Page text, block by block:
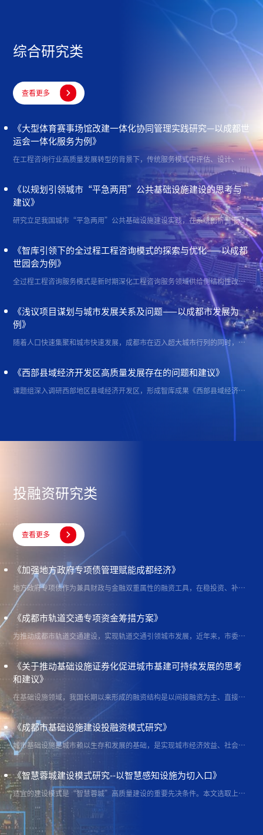
综合研究类
查看更多 
《大型体育赛事场馆改建一体化协同管理实践研究—以成都世
运会一体化服务为例》
在工程咨询行业高质量发展转型的背景下，传统服务模式中评估、设计、建设、运行等环节碎片化、权责割裂的问题日益凸显，不仅导致管理服务效率低、成效差，更制约项目整体质量与效益提升，已成为制约行业发展的关键瓶颈。成都设计咨询集团创新实践一体化协同管理模式，提供全过程工程咨询服务新路径，为破解上述困境提供了实践样本。本文以成都世运会一体化服务项目为案例，深入剖析大型体育赛事场馆改建管理难点与创新策略，形成可复制、可推广的一体化协同管理方案，推动工程咨询行业高质量发展。
《以规划引领城市“平急两用”公共基础设施建设的思考与
建议》
研究立足我国城市“平急两用”公共基础设施建设实践，在系统剖析当下“平急两用”公共基础设施建设困境的基础上，分析提出了以规划引领建设的重要意义，并围绕规划引领的具体路径提出相应的对策建议，旨在更好地发挥规划作为宏观空间治理工具的统筹作用，推动规划向“平急两用”公共基础设施建设的前端谋划与后端管控延伸，助力城市在高质量发展过程中实现风险防控效能的显著提升。
《智库引领下的全过程工程咨询模式的探索与优化——以成都
世园会为例》
全过程工程咨询服务模式是新时期深化工程咨询服务领域供给侧结构性改革的重要实践，它对于加速构建精细化服务、国际化拓展、规范化运营、信息化支撑的行业发展新格局有着决定性作用。本文以笔者参与的成都世园会项目为案例，深入探讨智库引领下全咨服务模式的应用与优化策略，旨在通过理论联系实际，为学术界和实践领域提供参考。
《浅议项目谋划与城市发展关系及问题——以成都市发展为
例》
随着人口快速集聚和城市快速发展，成都市在迈入超大城市行列的同时，也显露出城市发展不均衡等问题，做好优质项目的谋划工作是推动城市发展的重要抓手，亦是城市高质量发展的动力。研究报告从理论层面阐述了项目谋划与城市发展的逻辑关系，分析了当前部分区（市）县在项目谋划中存在的主要问题，并提出了针对性建议，为成都市探索实践超大特大城市转型发展提供理论参考。
《西部县域经济开发区高质量发展存在的问题和建议》
课题组深入调研西部地区县域经济开发区，形成智库成果《西部县域经济开发区高质量发展存在的问题和建议》。该成果针对县域开发区普遍存在的问题，提出了做优主导产业、推动提质增效、强化协同发展、完善体制机制等针对性政策建议，被中国工程咨询协会采纳，并上报国家发展改革委、工信部等国家有关部委，为县域经济开发区的高质量发展提供了有力支撑。
投融资研究类
查看更多 
《加强地方政府专项债管理赋能成都经济》
地方政府专项债作为兼具财政与金融双重属性的融资工具，在稳投资、补短板、强弱项的过程中发挥着重要的作用。但是根据全国各地和成都市专项债项目在审计端和实施过程中暴露的种种问题，强化专项债管理已势在必行。
《成都市轨道交通专项资金筹措方案》
为推动成都市轨道交通建设，实现轨道交通引领城市发展，近年来，市委、市政府提出了实施轨道交通加速成网建设计划，并分别印发了《成都市人民政府关于调整成都铁路和地铁建设发展专项资金筹集方案的通知》（成府函〔2014〕116号）和《成都市人民政府关于推动城市轨道交通加速成网建设计划的实施意见》（成府发〔2015〕31号）等轨道交通建设管理配套文件，对成都市轨道交通建设管理起到了重要作用，但缺乏一个系统的轨道交通建设运营资金管理政策和机制。为重塑城市经济地理，实现成都市轨道交通建设可持续发展，按照“政府引
《关于推动基础设施证券化促进城市基建可持续发展的思考
和建议》
在基础设施领域，我国长期以来形成的融资结构是以间接融资为主、直接融资为辅，直接融资只占社融总量的百分之十几，而且直接融资还包括了相当大的一部分债券融资，债券融资实际上也是债务性融资，真正的股权融资在我国的社融总量中占比非常低。一方面基础设施项目需要大量权益性资金充当资本金，另一方面又面临着权益性融资只占百分之几的融资结构。因此，在当前“融资难、融资贵”背景下，基础设施项目资本金的筹措成为一个亟待解决的难题。由于国内金融市场缺乏合适的权益型融资工具，重资产领域的各类融资主体，主要依托主体信用筹集债
《成都市基础设施建设投融资模式研究》
城市基础设施是城市赖以生存和发展的基础，是实现城市经济效益、社会效益和环境效益相统一的必要条件。建设践行新发展理念的公园城市示范区开启了成都深化中国式现代化城市发展道路的全新探索，政府作为传统基建的投融资主体已不能满足公园城市建设庞大的的资金需求...
《智慧蓉城建设模式研究--以智慧感知设施为切入口》
适宜的建设模式是“智慧蓉城”高质量建设的重要先决条件。本文选取上海、杭州两地对其智慧城市和感知系统的建设模式进行分析，结合成都市本地的建设运营现状，提出要整合各方资源，设立市属国有企业智慧城市建设运营平台统筹...